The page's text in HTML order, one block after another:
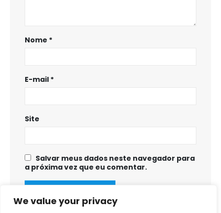
We value your privacy
Nome *
E-mail *
Site
Salvar meus dados neste navegador para
a próxima vez que eu comentar.